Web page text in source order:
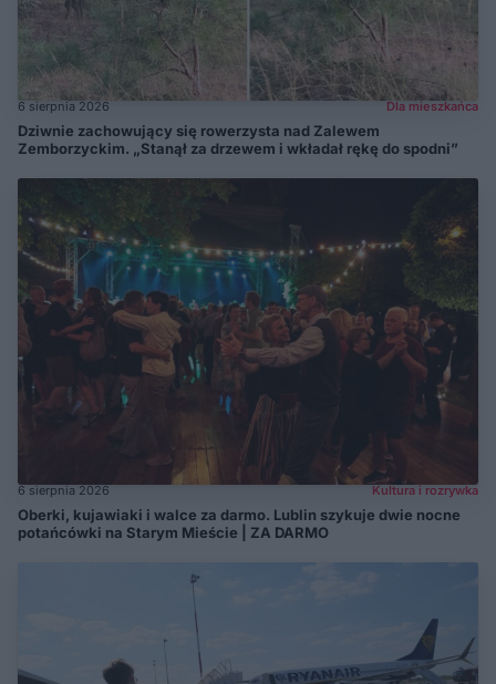
6 sierpnia 2026 Dla mieszkańca
Dziwnie zachowujący się rowerzysta nad Zalewem
Zemborzyckim. „Stanął za drzewem i wkładał rękę do spodni”
6 sierpnia 2026 Kultura i rozrywka
Oberki, kujawiaki i walce za darmo. Lublin szykuje dwie nocne
potańcówki na Starym Mieście | ZA DARMO